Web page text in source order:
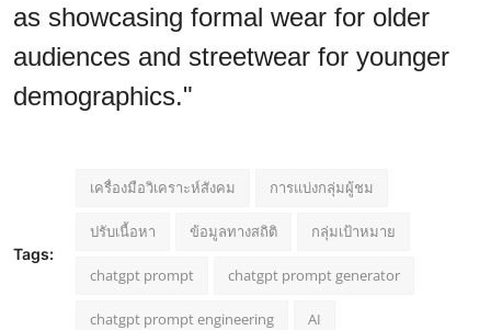
as showcasing formal wear for older
audiences and streetwear for younger
demographics."
Tags:
เครื่องมือวิเคราะห์สังคม การแบ่งกลุ่มผู้ชม
ปรับเนื้อหา ข้อมูลทางสถิติ กลุ่มเป้าหมาย
chatgpt prompt chatgpt prompt generator
chatgpt prompt engineering AI